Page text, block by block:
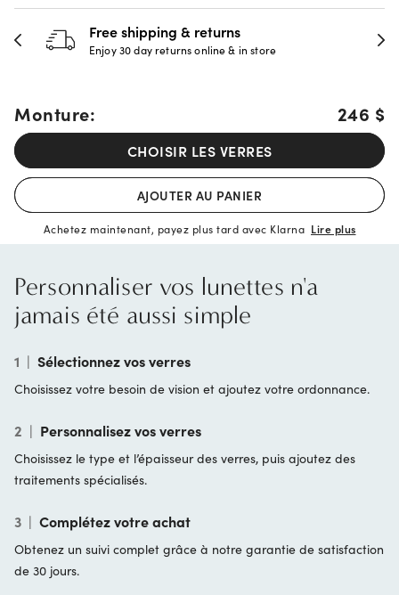
Free shipping & returns
Enjoy 30 day returns online & in store
Monture: 246 $
CHOISIR LES VERRES
AJOUTER AU PANIER
Achetez maintenant, payez plus tard avec Klarna Lire plus
Personnaliser vos lunettes n'a
jamais été aussi simple
1 | Sélectionnez vos verres
Choisissez votre besoin de vision et ajoutez votre ordonnance.
2 | Personnalisez vos verres
Choisissez le type et l’épaisseur des verres, puis ajoutez des
traitements spécialisés.
3 | Complétez votre achat
Obtenez un suivi complet grâce à notre garantie de satisfaction
de 30 jours.